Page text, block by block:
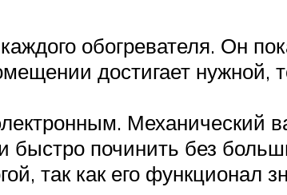
обогревателя. Он
достигает нужной,
Механический
быстро починить без
так как его функционал